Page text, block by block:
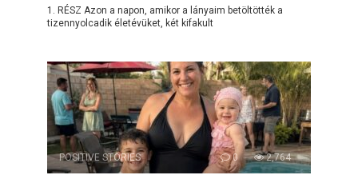
1. RÉSZ Azon a napon, amikor a lányaim betöltötték a
tizennyolcadik életévüket, két kifakult
POSITIVE STORIES 0 2,764